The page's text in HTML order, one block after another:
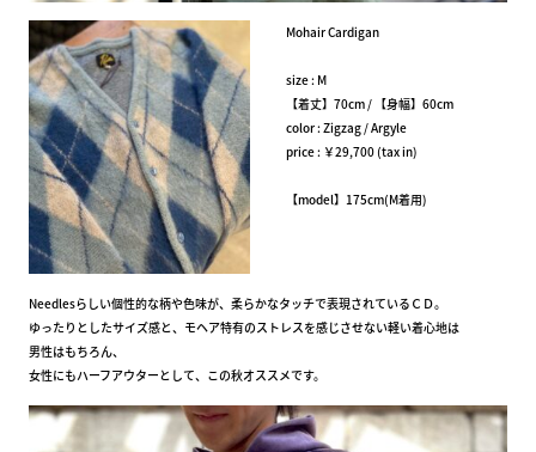
Mohair Cardigan
size : M
【着丈】70cm / 【身幅】60cm
color : Zigzag / Argyle
price : ￥29,700 (tax in)
【model】175cm(M着用)
Needlesらしい個性的な柄や色味が、柔らかなタッチで表現されているＣＤ。
ゆったりとしたサイズ感と、モヘア特有のストレスを感じさせない軽い着心地は
男性はもちろん、
女性にもハーフアウターとして、この秋オススメです。